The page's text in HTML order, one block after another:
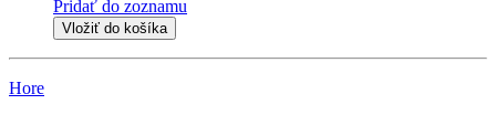
Pridať do zoznamu
Vložiť do košíka
Hore